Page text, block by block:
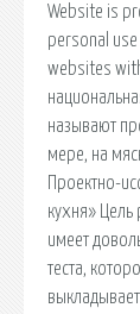
Website is
personal
websites
называют
мере, на
Проектно-
кухня»
имеет
теста,